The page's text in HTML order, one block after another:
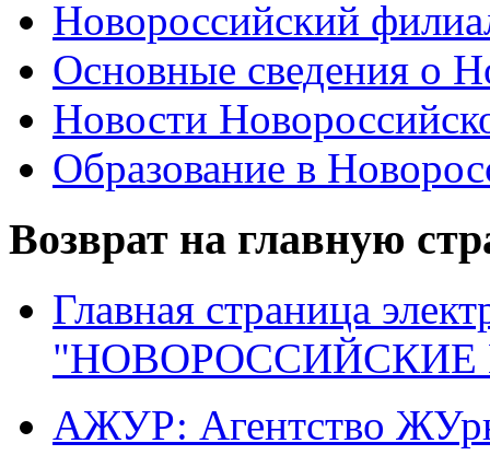
Новороссийский
Основные сведения о
Новости
Образование в
Возврат на главную
Главная страница
"НОВОРОССИЙСКИЕ
АЖУР: Агентство